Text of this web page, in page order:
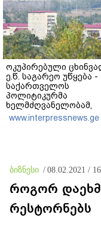
ოკუპირებული
ე.წ. საგარეო უწყება -
საქართველოს
პოლიტიკურმა
ხელმძღვანელობამ,
ირაკლი კობახიძის
ოფიციალურად
პასუხისმგებლობა
დაეკისროს ქვეყანას
www.interpressnews.ge
ბიზნესი / 08.02.2021 /
როგორ
რესტორნებს